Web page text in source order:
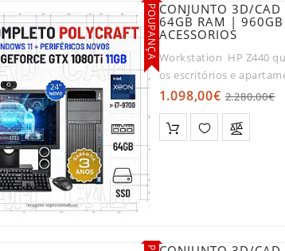
POUPANÇA CONJUNTO 3D/
64GB RAM | 960GB
ACESSORIOS
Workstation HP Z440
os escritórios e
1.098,00€ 2.280,00€